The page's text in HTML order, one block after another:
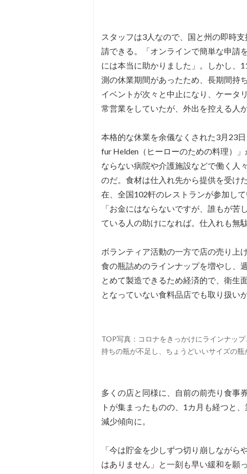
スタッフは3人なので、国と州の即時
請できる。「オンラインで簡単な申請
には本当に助かりました」。しかし、
測の休業期間があったため、長期間持
イベントが次々と中止になり、ケータ
常営業をしていたが、外出を控える人
本格的な休業を余儀なくされた3月23
fur Helden（ヒーローのための料理）
ならない病院や介護施設などで働く人
のだ。食材は仕入れ先から提供を受け
在、全国102軒のレストランが参加し
「お金にはならないですが、誰もが
ている人の助けになれば。仕入れも無
ボランティア活動の一方で店の売り上
食の瓶詰めのラインナップを増やし、
とめて製造できるため経済的で、衛生
となっていない食料品店でも取り扱い
TOP写真：コロナをきっかけにラインナッ
持ちの瓶が不足し、ちょうどいいサイズの瓶
多くの店と同様に、自前の前売り食事
トが集まったものの、1カ月も経つと
減少傾向に。
「今は貯金を少しずつ切り崩しなが
はありません」と一刻も早い緩和を願